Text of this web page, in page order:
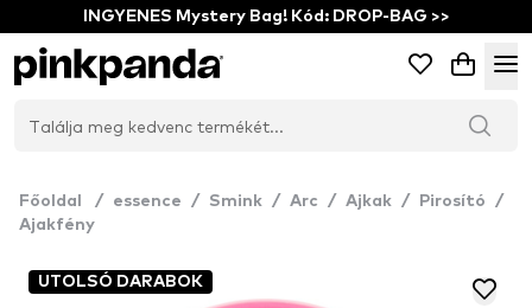
INGYENES Mystery Bag! Kód: DROP-BAG >>
Főoldal / essence / Smink / Arc / Ajkak / Pirosító
/
Ajakfény
UTOLSÓ DARABOK